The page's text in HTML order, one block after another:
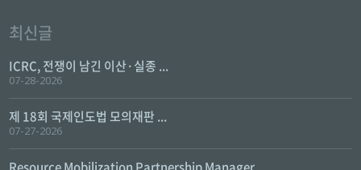
최신글
ICRC, 전쟁이 남긴 이산·실종 ...
07-28-2026
제 18회 국제인도법 모의재판 ...
07-27-2026